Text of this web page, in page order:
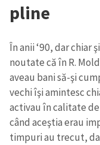
pline
În anii ‘90, dar chiar
noutate că în R.
aveau bani să-şi
vechi îşi amintesc
activau în calitate
când aceştia erau
timpuri au trecut,